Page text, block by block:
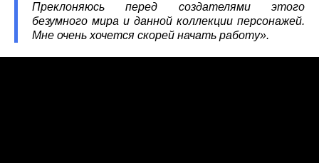
Преклоняюсь перед создателями этого
безумного мира и данной коллекции персонажей.
Мне очень хочется скорей начать работу».